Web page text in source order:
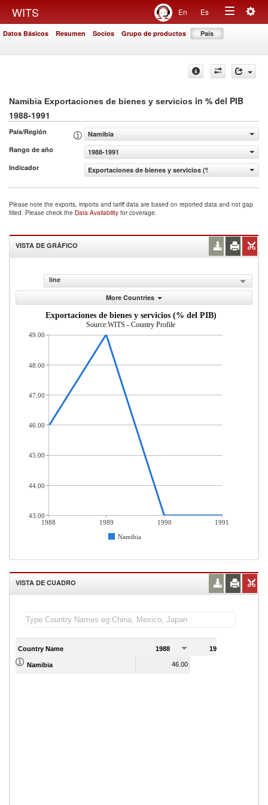
WITS En Es
Toggle
Datos Básicos Resumen Socios Grupo de productos País
Namibia Exportaciones de bienes y servicios in % del PIB
1988-1991
País/Región
Namibia
Rango de año
1988-1991
Indicador
Exportaciones de bienes y servicios (% del PIB)
Please note the exports, imports and tariff data are based on reported data and not gap
filled. Please check the Data Availability for coverage.
VISTA DE GRÁFICO
line
More Countries
Exportaciones de bienes y servicios (% del PIB)
Source:WITS - Country Profile
1988 1989 1990
1991
Namibia
49.00
48.00
47.00
46.00
45.00
44.00
43.00
VISTA DE CUADRO
Country Name 1988 1989
Namibia 46.00